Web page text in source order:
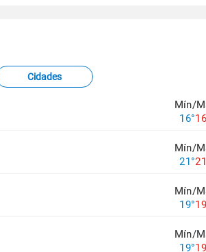
Cidades
Mín/
16°
Mín/
21°
Mín/
19°
Mín/
19°